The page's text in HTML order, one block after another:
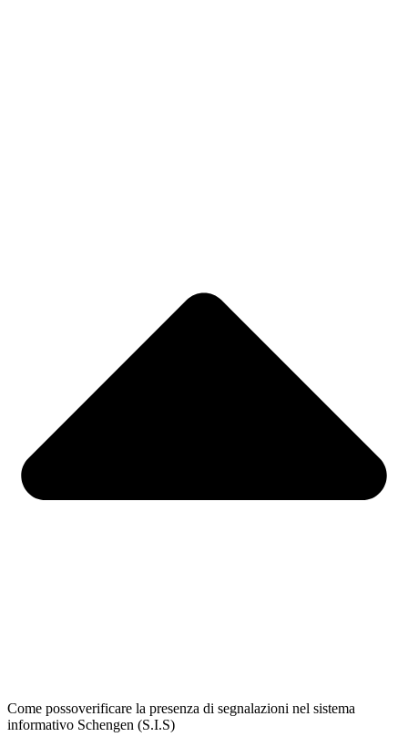
Come possoverificare la presenza di segnalazioni nel sistema
informativo Schengen (S.I.S)